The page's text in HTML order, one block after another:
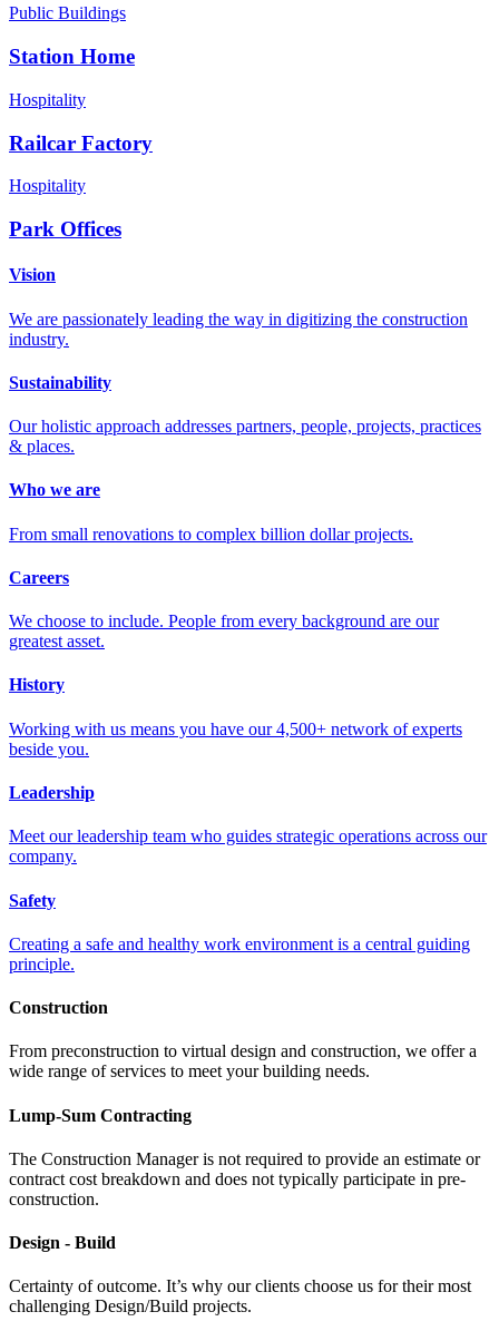
Public Buildings
Station Home
Hospitality
Railcar Factory
Hospitality
Park Offices
Vision
We are passionately leading the way in digitizing the construction
industry.
Sustainability
Our holistic approach addresses partners, people, projects, practices
& places.
Who we are
From small renovations to complex billion dollar projects.
Careers
We choose to include. People from every background are our
greatest asset.
History
Working with us means you have our 4,500+ network of experts
beside you.
Leadership
Meet our leadership team who guides strategic operations across our
company.
Safety
Creating a safe and healthy work environment is a central guiding
principle.
Construction
From preconstruction to virtual design and construction, we offer a
wide range of services to meet your building needs.
Lump-Sum Contracting
The Construction Manager is not required to provide an estimate or
contract cost breakdown and does not typically participate in pre-
construction.
Design - Build
Certainty of outcome. It’s why our clients choose us for their most
challenging Design/Build projects.